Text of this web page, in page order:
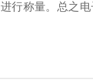
行称量。总之